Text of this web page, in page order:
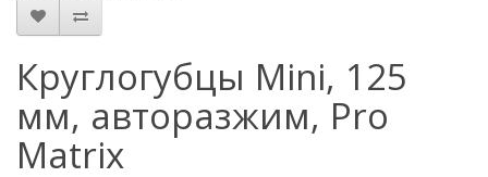
Круглогубцы Mini, 125
мм, авторазжим, Pro
Matrix